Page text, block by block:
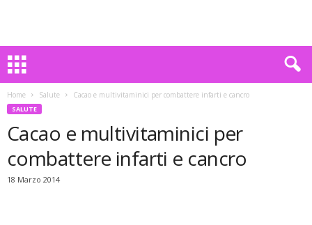
Home Salute Cacao e multivitaminici per combattere infarti e cancro
SALUTE
Cacao e multivitaminici per
combattere infarti e cancro
18 Marzo 2014